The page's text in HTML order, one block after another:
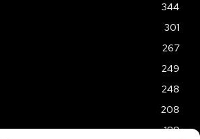
344
301
267
249
248
208
188